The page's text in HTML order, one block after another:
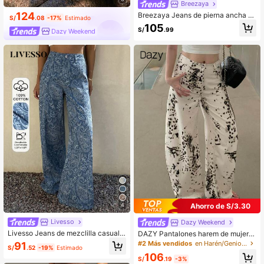
S/124.08 -17% Estimado
Dazy Weekend
4
Livesso
Livesso Jeans de mezclilla casuale
s para mujer con estampado de flor
de anacardo azul, algodón, primave
S/91 .52 -19% Estimado
Breezaya
Breezaya Jeans de pierna ancha c
on estampado floral retro casual par
a mujer
S/105.99
Ahorro de S/3.30
Dazy Weekend
DAZY Pantalones harem de mujer c
on estampado todo sobre texturizad
#2 Más vendidos en Harén/Genio Mujer Denim
S/106.19 -3%